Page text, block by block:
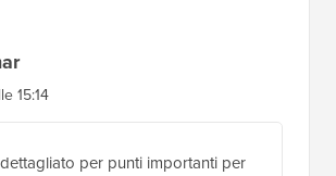
15:14
per punti importanti per